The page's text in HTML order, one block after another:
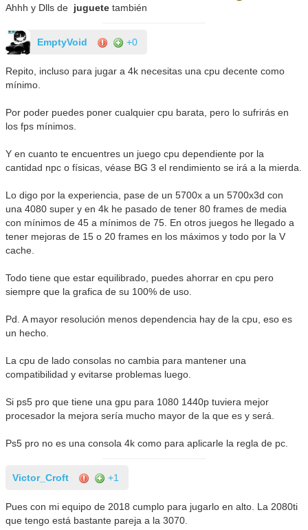
Ahhh y Dlls de juguete también
EmptyVoid +0
Repito, incluso para jugar a 4k necesitas una cpu decente como
mínimo.
Por poder puedes poner cualquier cpu barata, pero lo sufrirás en
los fps mínimos.
Y en cuanto te encuentres un juego cpu dependiente por la
cantidad npc o físicas, véase BG 3 el rendimiento se irá a la mierda.
Lo digo por la experiencia, pase de un 5700x a un 5700x3d con
una 4080 super y en 4k he pasado de tener 80 frames de media
con mínimos de 45 a mínimos de 75. En otros juegos he llegado a
tener mejoras de 15 o 20 frames en los máximos y todo por la V
cache.
Todo tiene que estar equilibrado, puedes ahorrar en cpu pero
siempre que la grafica de su 100% de uso.
Pd. A mayor resolución menos dependencia hay de la cpu, eso es
un hecho.
La cpu de lado consolas no cambia para mantener una
compatibilidad y evitarse problemas luego.
Si ps5 pro que tiene una gpu para 1080 1440p tuviera mejor
procesador la mejora sería mucho mayor de la que es y será.
Ps5 pro no es una consola 4k como para aplicarle la regla de pc.
Victor_Croft +1
Pues con mi equipo de 2018 cumplo para jugarlo en alto. La 2080ti
que tengo está bastante pareja a la 3070.